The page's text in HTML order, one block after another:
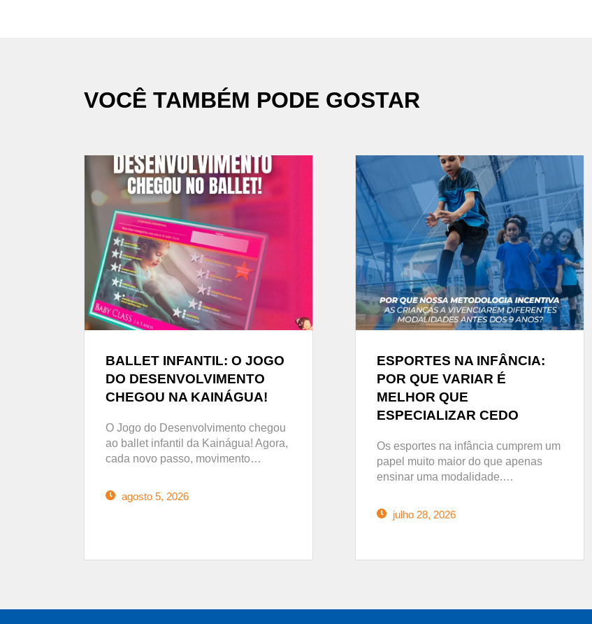
VOCÊ TAMBÉM PODE GOSTAR
BALLET INFANTIL: O JOGO
DO DESENVOLVIMENTO
CHEGOU NA KAINÁGUA!
O Jogo do Desenvolvimento chegou
ao ballet infantil da Kainágua! Agora,
cada novo passo, movimento…
agosto 5, 2026
ESPORTES NA INFÂNCIA:
POR QUE VARIAR É
MELHOR QUE
ESPECIALIZAR CEDO
Os esportes na infância cumprem um
papel muito maior do que apenas
ensinar uma modalidade.…
julho 28, 2026